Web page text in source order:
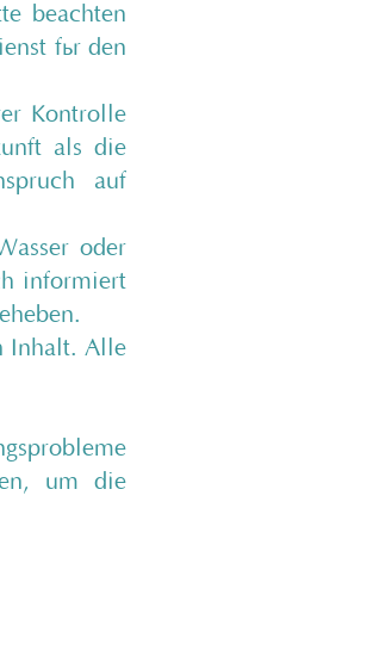
beachten
für den
Kontrolle
als die
auf
oder
informiert
Inhalt. Alle
um die